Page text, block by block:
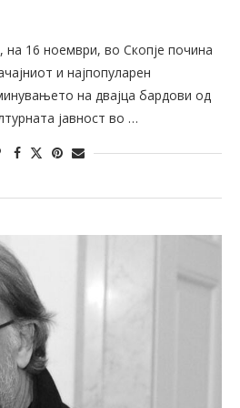
16 ноември, во Скопје почина
и најпопуларен
на двајца бардови од
јавност во …